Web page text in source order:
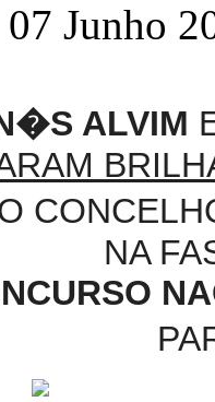
07 Junho
ALVIM
NA